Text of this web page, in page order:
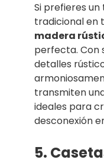
Si prefieres
tradicional en
madera
perfecta. Con
detalles
transmiten
ideales para
desconexión
5.